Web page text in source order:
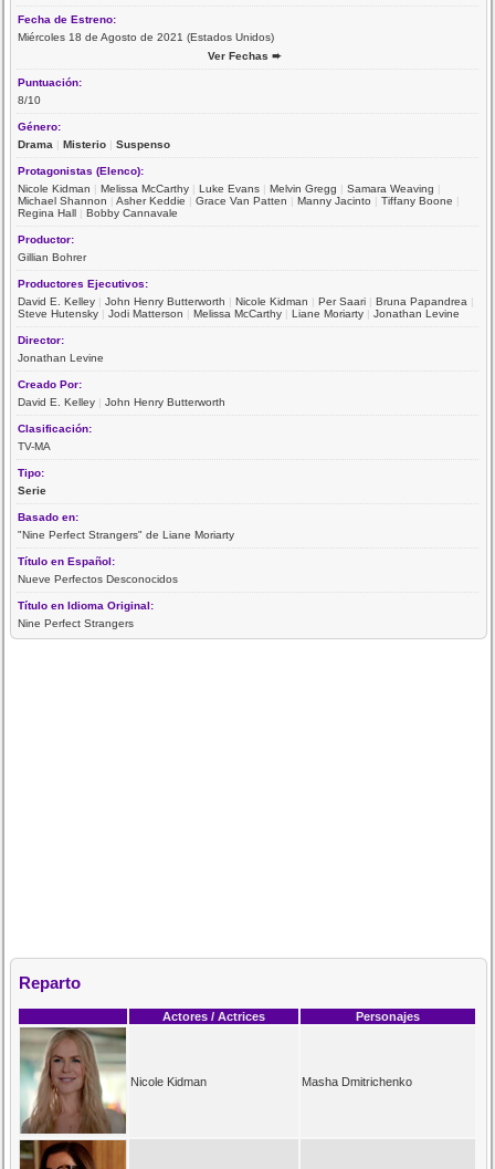
Fecha de Estreno:
Miércoles 18 de Agosto de 2021 (Estados Unidos)
Ver Fechas ➨
Puntuación:
8/10
Género:
Drama |Misterio |Suspenso
Protagonistas (Elenco):
Nicole Kidman |Melissa McCarthy |Luke Evans |Melvin Gregg |Samara Weaving |
Michael Shannon |Asher Keddie |Grace Van Patten |Manny Jacinto |Tiffany Boone |
Regina Hall |Bobby Cannavale
Productor:
Gillian Bohrer
Productores Ejecutivos:
David E. Kelley |John Henry Butterworth |Nicole Kidman |Per Saari |Bruna Papandrea |
Steve Hutensky |Jodi Matterson |Melissa McCarthy |Liane Moriarty |Jonathan Levine
Director:
Jonathan Levine
Creado Por:
David E. Kelley |John Henry Butterworth
Clasificación:
TV-MA
Tipo:
Serie
Basado en:
"Nine Perfect Strangers" de Liane Moriarty
Título en Español:
Nueve Perfectos Desconocidos
Título en Idioma Original:
Nine Perfect Strangers
Reparto
Actores / Actrices Personajes
Nicole Kidman Masha Dmitrichenko